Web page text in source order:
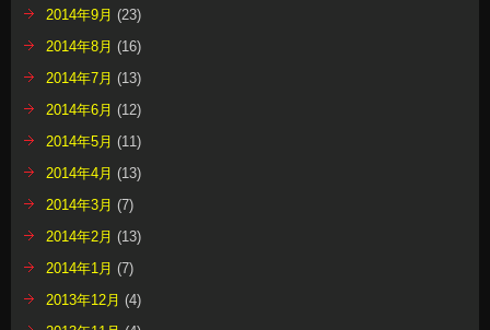
2014年9月 (23)
2014年8月 (16)
2014年7月 (13)
2014年6月 (12)
2014年5月 (11)
2014年4月 (13)
2014年3月 (7)
2014年2月 (13)
2014年1月 (7)
2013年12月 (4)